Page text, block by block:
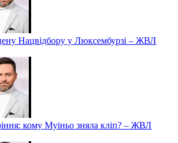
Нацвідбору у Люксембурзі – ЖВЛ
кому Муіньо зняла кліп? – ЖВЛ